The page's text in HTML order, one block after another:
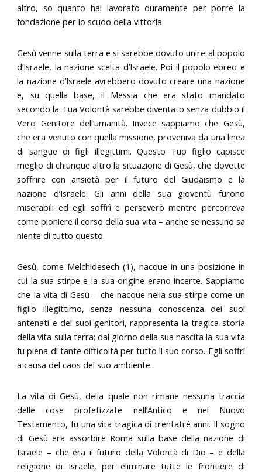
altro, so quanto hai lavorato duramente per porre la
fondazione per lo scudo della vittoria.
Gesù venne sulla terra e si sarebbe dovuto unire al popolo
d’Israele, la nazione scelta d’Israele. Poi il popolo ebreo e
la nazione d’Israele avrebbero dovuto creare una nazione
e, su quella base, il Messia che era stato mandato
secondo la Tua Volontà sarebbe diventato senza dubbio il
Vero Genitore dell’umanità. Invece sappiamo che Gesù,
che era venuto con quella missione, proveniva da una linea
di sangue di figli illegittimi. Questo Tuo figlio capisce
meglio di chiunque altro la situazione di Gesù, che dovette
soffrire con ansietà per il futuro del Giudaismo e la
nazione d’Israele. Gli anni della sua gioventù furono
miserabili ed egli soffrì e perseverò mentre percorreva
come pioniere il corso della sua vita – anche se nessuno sa
niente di tutto questo.
Gesù, come Melchidesech (1), nacque in una posizione in
cui la sua stirpe e la sua origine erano incerte. Sappiamo
che la vita di Gesù – che nacque nella sua stirpe come un
figlio illegittimo, senza nessuna conoscenza dei suoi
antenati e dei suoi genitori, rappresenta la tragica storia
della vita sulla terra; dal giorno della sua nascita la sua vita
fu piena di tante difficoltà per tutto il suo corso. Egli soffrì
a causa del caos del suo ambiente.
La vita di Gesù, della quale non rimane nessuna traccia
delle cose profetizzate nell’Antico e nel Nuovo
Testamento, fu una vita tragica di trentatré anni. Il sogno
di Gesù era assorbire Roma sulla base della nazione di
Israele – che era il futuro della Volontà di Dio – e della
religione di Israele, per eliminare tutte le frontiere di